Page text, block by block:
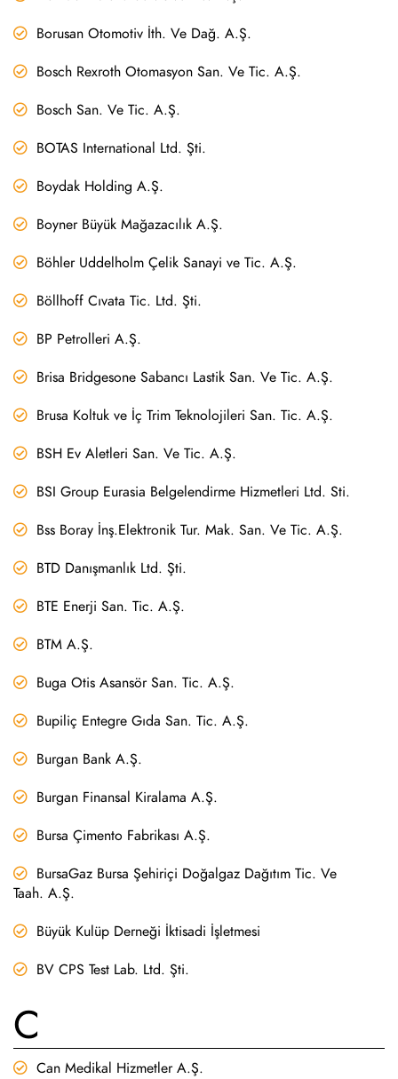
Borusan Otomotiv İth. Ve Dağ. A.Ş.
Bosch Rexroth Otomasyon San. Ve Tic. A.Ş.
Bosch San. Ve Tic. A.Ş.
BOTAS International Ltd. Şti.
Boydak Holding A.Ş.
Boyner Büyük Mağazacılık A.Ş.
Böhler Uddelholm Çelik Sanayi ve Tic. A.Ş.
Böllhoff Cıvata Tic. Ltd. Şti.
BP Petrolleri A.Ş.
Brisa Bridgesone Sabancı Lastik San. Ve Tic. A.Ş.
Brusa Koltuk ve İç Trim Teknolojileri San. Tic. A.Ş.
BSH Ev Aletleri San. Ve Tic. A.Ş.
BSI Group Eurasia Belgelendirme Hizmetleri Ltd. Sti.
Bss Boray İnş.Elektronik Tur. Mak. San. Ve Tic. A.Ş.
BTD Danışmanlık Ltd. Şti.
BTE Enerji San. Tic. A.Ş.
BTM A.Ş.
Buga Otis Asansör San. Tic. A.Ş.
Bupiliç Entegre Gıda San. Tic. A.Ş.
Burgan Bank A.Ş.
Burgan Finansal Kiralama A.Ş.
Bursa Çimento Fabrikası A.Ş.
BursaGaz Bursa Şehiriçi Doğalgaz Dağıtım Tic. Ve
Taah. A.Ş.
Büyük Kulüp Derneği İktisadi İşletmesi
BV CPS Test Lab. Ltd. Şti.
C
Can Medikal Hizmetler A.Ş.